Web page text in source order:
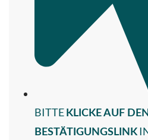
BITTE KLICKE AUF DEN
BESTÄTIGUNGSLINK